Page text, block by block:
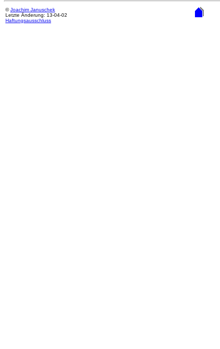
©Joachim Januschek
Letzte Änderung: 13-04-02
Haftungsausschluss